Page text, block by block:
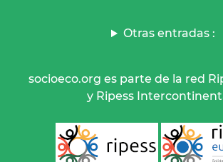
Otras entradas :
socioeco.org es parte de la red
y Ripess